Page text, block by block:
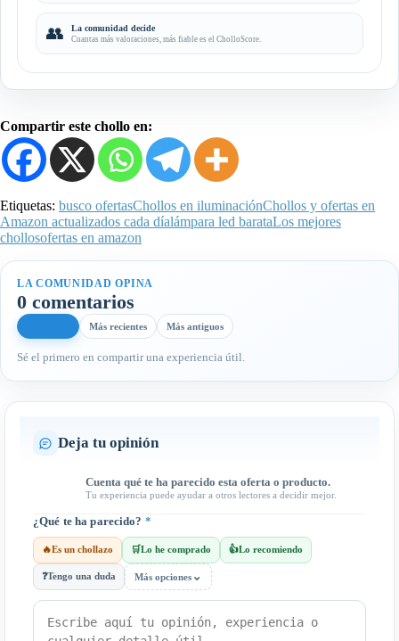
👥 La comunidad decide
Cuantas más valoraciones, más fiable es el CholloScore.
Compartir este chollo en:
Etiquetas: busco ofertasChollos en iluminaciónChollos y ofertas en
Amazon actualizados cada díalámpara led barataLos mejores
chollosofertas en amazon
LA COMUNIDAD OPINA
0 comentarios
Más recientes Más antiguos
Sé el primero en compartir una experiencia útil.
Deja tu opinión
Cuenta qué te ha parecido esta oferta o producto.
Tu experiencia puede ayudar a otros lectores a decidir mejor.
¿Qué te ha parecido? *
🔥Es un chollazo 🛒Lo he comprado 👍Lo recomiendo
❓Tengo una duda Más opciones ⌄